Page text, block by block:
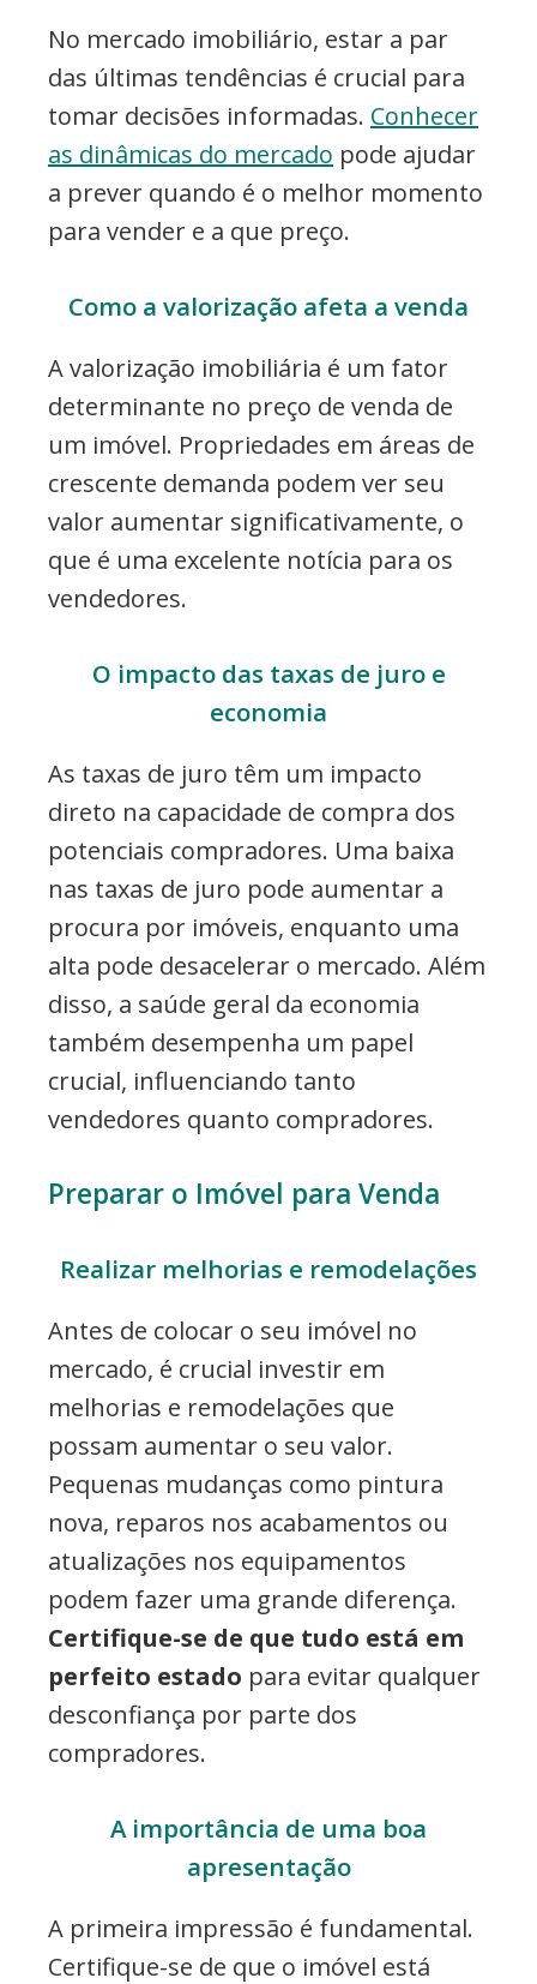
No mercado imobiliário, estar a par
das últimas tendências é crucial para
tomar decisões informadas. Conhecer
as dinâmicas do mercado pode ajudar
a prever quando é o melhor momento
para vender e a que preço.
Como a valorização afeta a venda
A valorização imobiliária é um fator
determinante no preço de venda de
um imóvel. Propriedades em áreas de
crescente demanda podem ver seu
valor aumentar significativamente, o
que é uma excelente notícia para os
vendedores.
O impacto das taxas de juro e
economia
As taxas de juro têm um impacto
direto na capacidade de compra dos
potenciais compradores. Uma baixa
nas taxas de juro pode aumentar a
procura por imóveis, enquanto uma
alta pode desacelerar o mercado. Além
disso, a saúde geral da economia
também desempenha um papel
crucial, influenciando tanto
vendedores quanto compradores.
Preparar o Imóvel para Venda
Realizar melhorias e remodelações
Antes de colocar o seu imóvel no
mercado, é crucial investir em
melhorias e remodelações que
possam aumentar o seu valor.
Pequenas mudanças como pintura
nova, reparos nos acabamentos ou
atualizações nos equipamentos
podem fazer uma grande diferença.
Certifique-se de que tudo está em
perfeito estado para evitar qualquer
desconfiança por parte dos
compradores.
A importância de uma boa
apresentação
A primeira impressão é fundamental.
Certifique-se de que o imóvel está